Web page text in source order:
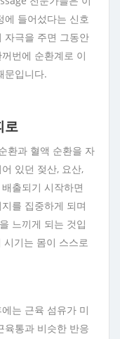
에 들어섰다는 신호
자극을 주면 그동안
번에 순환계로 이
문입니다.
로
환과 혈액 순환을 자
있던 젖산, 요산,
출되기 시작하면
를 집중하게 되며
느끼게 되는 것입
기는 몸이 스스로
는 근육 섬유가 미
육통과 비슷한 반응